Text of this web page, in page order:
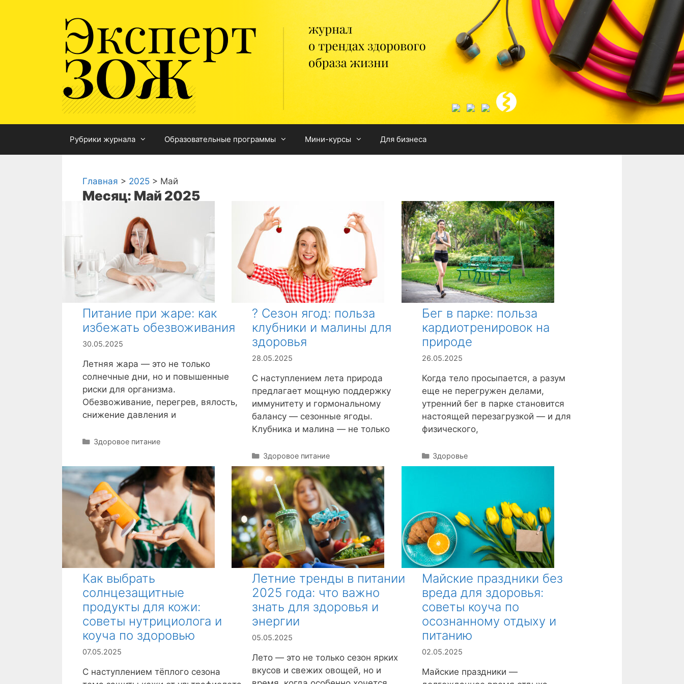
Рубрики журнала Образовательные программы Мини-курсы Для бизнеса
Главная > 2025 > Май
Месяц: Май 2025
Питание при жаре: как
избежать обезвоживания
30.05.2025
Летняя жара — это не только
солнечные дни, но и повышенные
риски для организма.
Обезвоживание, перегрев, вялость,
снижение давления и
Р
р
и
к
и
Здоровое питание
? Сезон ягод: польза
клубники и малины для
здоровья
28.05.2025
С наступлением лета природа
предлагает мощную поддержку
иммунитету и гормональному
балансу — сезонные ягоды.
Клубника и малина — не только
Р
у
б
р
и
к
и
Здоровое питание
Бег в парке: польза
кардиотренировок на
природе
26.05.2025
Когда тело просыпается, а разум
еще не перегружен делами,
утренний бег в парке становится
настоящей перезагрузкой — и для
физического,
Р
у
и
Здоровье
Как выбрать
солнцезащитные
продукты для кожи:
советы нутрициолога и
коуча по здоровью
07.05.2025
С наступлением тёплого сезона
Летние тренды в питании
2025 года: что важно
знать для здоровья и
энергии
05.05.2025
Лето — это не только сезон ярких
вкусов и свежих овощей, но и
Майские праздники без
вреда для здоровья:
советы коуча по
осознанному отдыху и
питанию
02.05.2025
Майские праздники —